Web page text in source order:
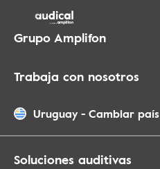
Grupo Amplifon
Trabaja con nosotros
Uruguay - Cambiar país
Soluciones auditivas